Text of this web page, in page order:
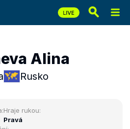
Alina
Rusko
Hraje rukou:
Pravá